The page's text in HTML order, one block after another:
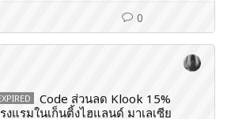
0
Code ส่วนลด Klook 15%
งแรมในเก็นติ้งไฮแลนด์ มาเลเซีย